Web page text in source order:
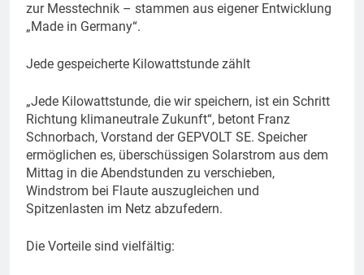
zur Messtechnik – stammen aus eigener Entwicklung
„Made in Germany“.
Jede gespeicherte Kilowattstunde zählt
„Jede Kilowattstunde, die wir speichern, ist ein Schritt
Richtung klimaneutrale Zukunft“, betont Franz
Schnorbach, Vorstand der GEPVOLT SE. Speicher
ermöglichen es, überschüssigen Solarstrom aus dem
Mittag in die Abendstunden zu verschieben,
Windstrom bei Flaute auszugleichen und
Spitzenlasten im Netz abzufedern.
Die Vorteile sind vielfältig: